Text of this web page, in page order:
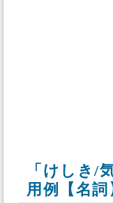
「けしき/
用例【名詞